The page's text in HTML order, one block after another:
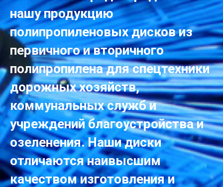
нашу продукцию
полипропиленовых дисков из
первичного и вторичного
полипропилена для спецтехники
дорожных хозяйств,
коммунальных служб и
учреждений благоустройства и
озеленения. Наши диски
отличаются наивысшим
качеством изготовления и